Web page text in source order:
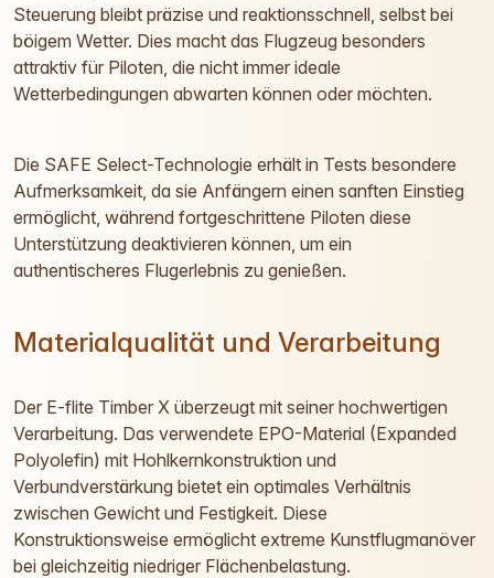
Steuerung bleibt präzise und reaktionsschnell, selbst bei
böigem Wetter. Dies macht das Flugzeug besonders
attraktiv für Piloten, die nicht immer ideale
Wetterbedingungen abwarten können oder möchten.
Die SAFE Select-Technologie erhält in Tests besondere
Aufmerksamkeit, da sie Anfängern einen sanften Einstieg
ermöglicht, während fortgeschrittene Piloten diese
Unterstützung deaktivieren können, um ein
authentischeres Flugerlebnis zu genießen.
Materialqualität und Verarbeitung
Der E-flite Timber X überzeugt mit seiner hochwertigen
Verarbeitung. Das verwendete EPO-Material (Expanded
Polyolefin) mit Hohlkernkonstruktion und
Verbundverstärkung bietet ein optimales Verhältnis
zwischen Gewicht und Festigkeit. Diese
Konstruktionsweise ermöglicht extreme Kunstflugmanöver
bei gleichzeitig niedriger Flächenbelastung.